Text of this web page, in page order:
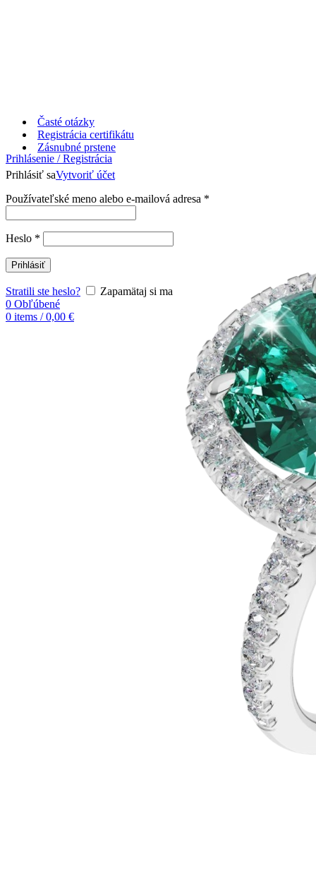
Časté otázky
Registrácia certifikátu
Prihlásenie / Registrácia
Prihlásiť saVytvoriť účet
Používateľské meno alebo e-mailová adresa *
Heslo *
Prihlásiť
Stratili ste heslo?
Zapamätaj si ma
0 Obľúbené
0 items / 0,00 €
Zásnubné prstene